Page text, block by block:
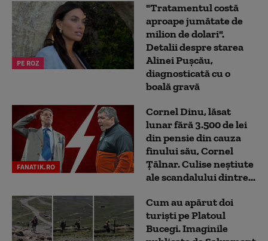
PE ROZ
"Tratamentul costă
aproape jumătate de
milion de dolari".
Detalii despre starea
Alinei Pușcău,
diagnosticată cu o
boală gravă
FANATIK.RO
Cornel Dinu, lăsat
lunar fără 3.500 de lei
din pensie din cauza
finului său, Cornel
Țălnar. Culise neștiute
ale scandalului dintre...
Cum au apărut doi
turiști pe Platoul
Bucegi. Imaginile